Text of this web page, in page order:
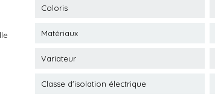
Coloris
Matériaux
Variateur
Classe d'isolation électrique